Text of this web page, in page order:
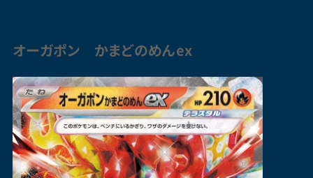
オーガポン かまどのめんex